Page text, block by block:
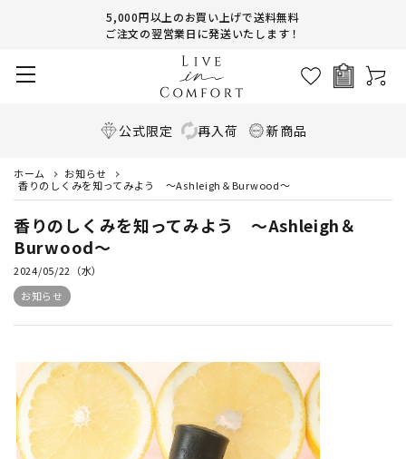
5,000円以上のお買い上げで送料無料
ご注文の翌営業日に発送いたします！
公式限定 再入荷 新商品
ホーム
お知らせ
香りのしくみを知ってみよう ～Ashleigh＆Burwood～
香りのしくみを知ってみよう ～Ashleigh＆
Burwood～
2024/05/22（水）
お知らせ